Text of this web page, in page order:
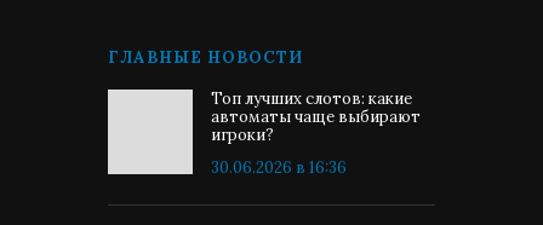
ГЛАВНЫЕ НОВОСТИ
Топ лучших слотов: какие
автоматы чаще выбирают
игроки?
30.06.2026 в 16:36